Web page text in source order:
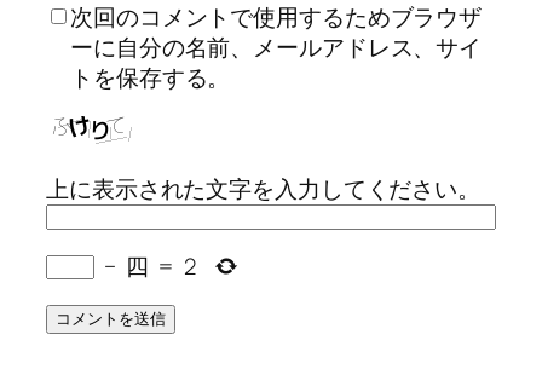
次回のコメントで使用するためブラウザ
ーに自分の名前、メールアドレス、サイ
トを保存する。
上に表示された文字を入力してください。
− 四 = 2